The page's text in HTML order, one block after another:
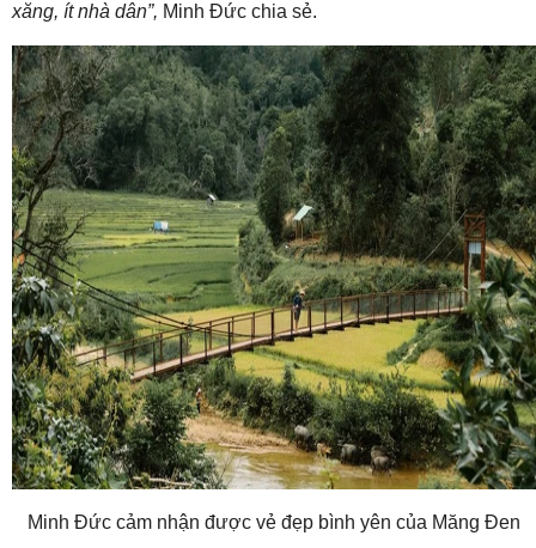
xăng, ít nhà dân”, Minh Đức chia sẻ.
Minh Đức cảm nhận được vẻ đẹp bình yên của Măng Đen